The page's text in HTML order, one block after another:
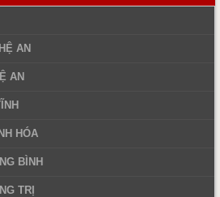
AN
AN
HÓA
BÌNH
TRỊ